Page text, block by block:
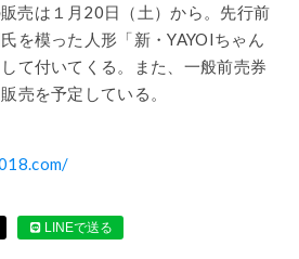
売は１月20日（土）から。先行前
を模った人形「新・YAYOIちゃん
て付いてくる。また、一般前売券
売を予定している。
LINEで送る